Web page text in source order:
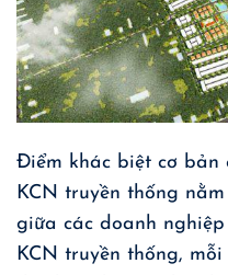
Điểm khác biệt cơ bản
KCN truyền thống
giữa các doanh
KCN truyền thống,